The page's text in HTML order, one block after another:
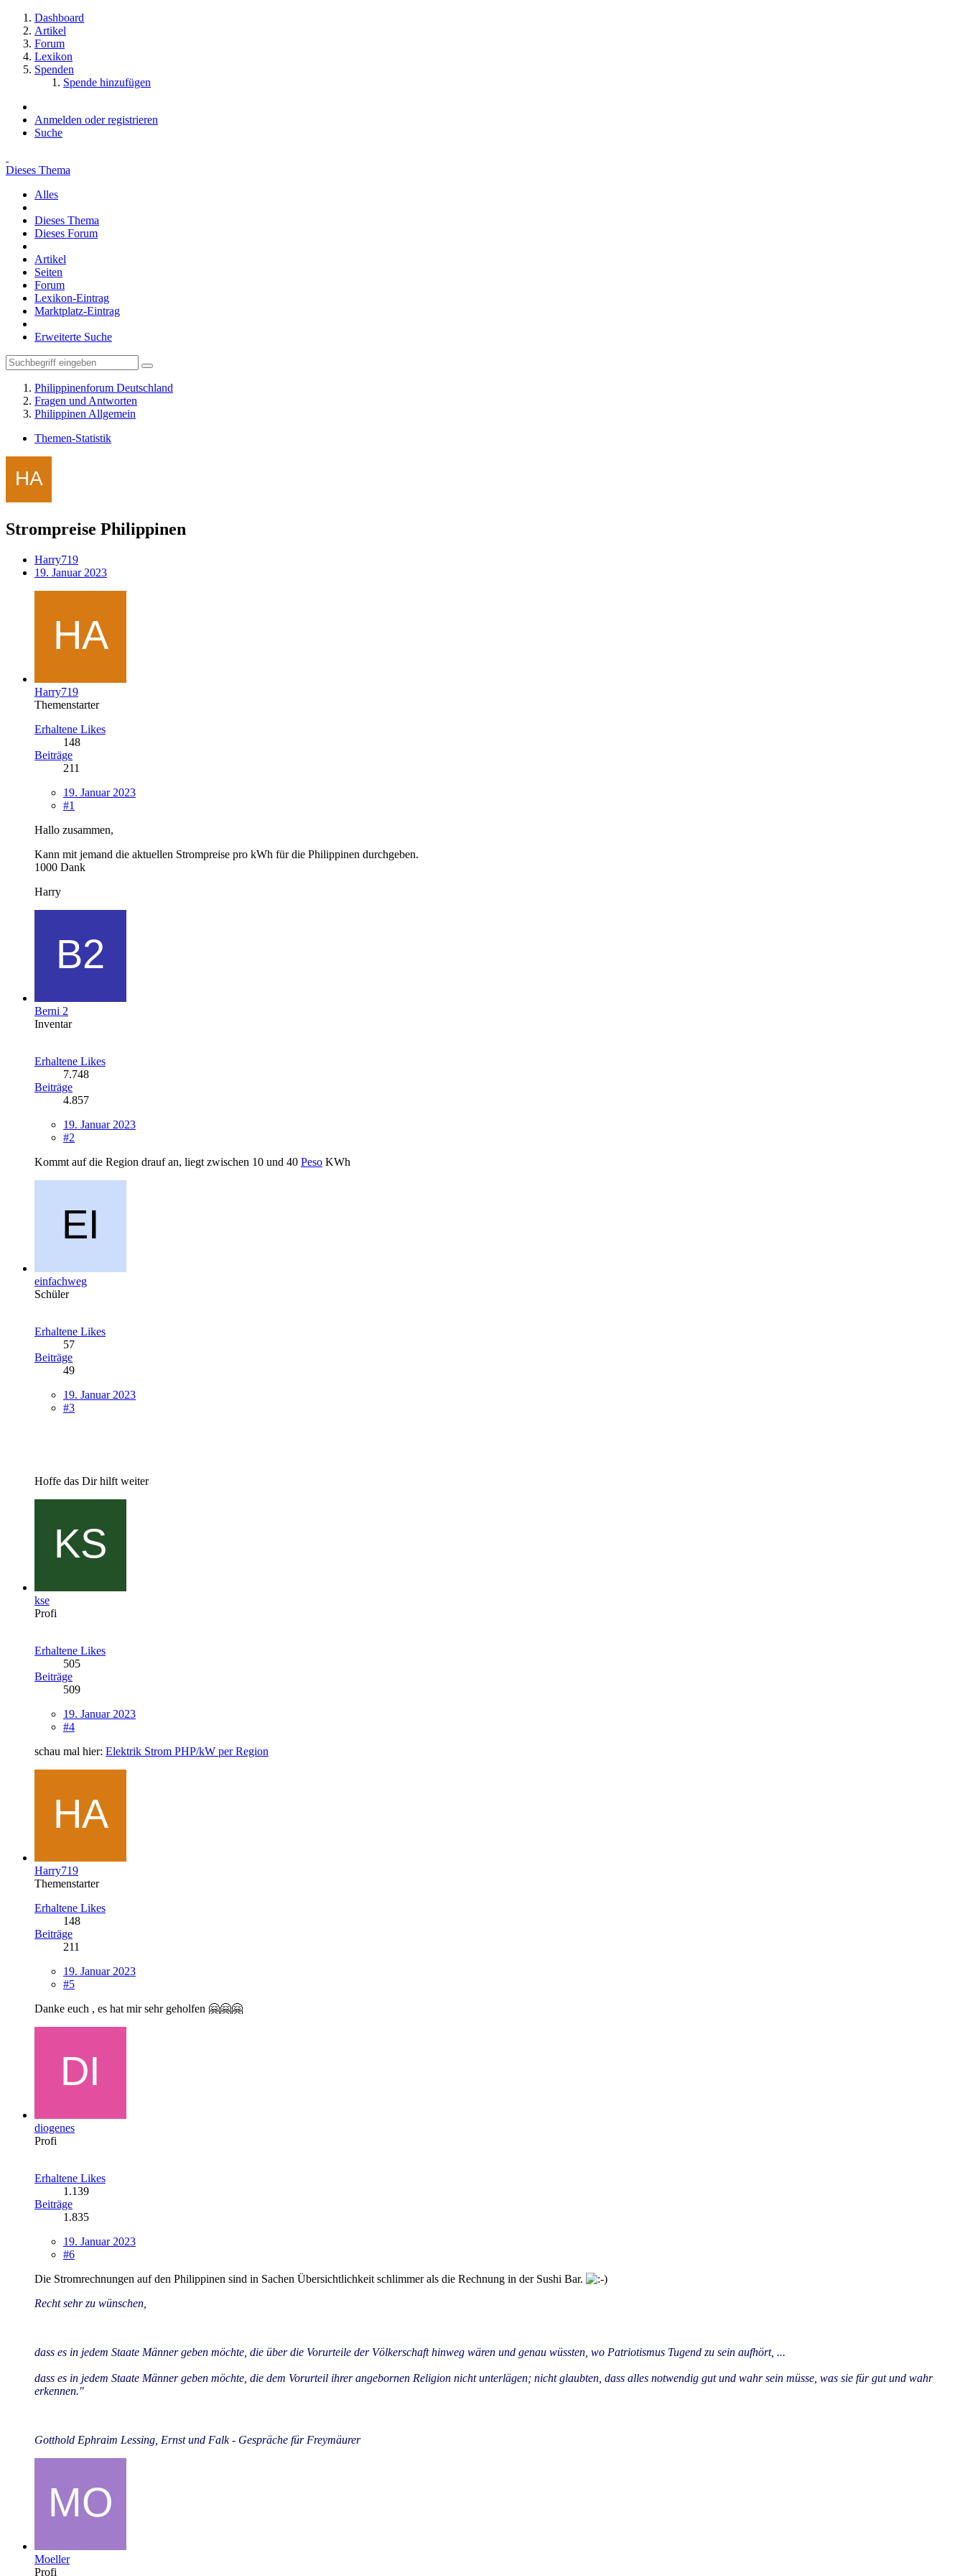
Dashboard
Artikel
Forum
Lexikon
Spenden
Spende hinzufügen
Anmelden oder registrieren
Suche
Dieses Thema
Alles
Dieses Thema
Dieses Forum
Artikel
Seiten
Forum
Lexikon-Eintrag
Marktplatz-Eintrag
Erweiterte Suche
Philippinenforum Deutschland
Fragen und Antworten
Philippinen Allgemein
Themen-Statistik
Strompreise Philippinen
Harry719
19. Januar 2023
Harry719
Themenstarter
Erhaltene Likes
148
Beiträge
211
19. Januar 2023
#1
Hallo zusammen,
Kann mit jemand die aktuellen Strompreise pro kWh für die Philippinen durchgeben.
1000 Dank
Harry
Berni 2
Inventar
Erhaltene Likes
7.748
Beiträge
4.857
19. Januar 2023
#2
Kommt auf die Region drauf an, liegt zwischen 10 und 40 Peso KWh
einfachweg
Schüler
Erhaltene Likes
57
Beiträge
49
19. Januar 2023
#3
Hoffe das Dir hilft weiter
kse
Profi
Erhaltene Likes
505
Beiträge
509
19. Januar 2023
#4
schau mal hier: Elektrik Strom PHP/kW per Region
Harry719
Themenstarter
Erhaltene Likes
148
Beiträge
211
19. Januar 2023
#5
Danke euch , es hat mir sehr geholfen 🤗🤗🤗
diogenes
Profi
Erhaltene Likes
1.139
Beiträge
1.835
19. Januar 2023
#6
Die Stromrechnungen auf den Philippinen sind in Sachen Übersichtlichkeit schlimmer als die Rechnung in der Sushi Bar.
Recht sehr zu wünschen,
dass es in jedem Staate Männer geben möchte, die über die Vorurteile der Völkerschaft hinweg wären und genau wüssten, wo Patriotismus Tugend zu sein aufhört, ...
dass es in jedem Staate Männer geben möchte, die dem Vorurteil ihrer angebornen Religion nicht unterlägen; nicht glaubten, dass alles notwendig gut und wahr sein müsse, was sie für gut und wahr
erkennen."
Gotthold Ephraim Lessing, Ernst und Falk - Gespräche für Freymäurer
Moeller
Profi